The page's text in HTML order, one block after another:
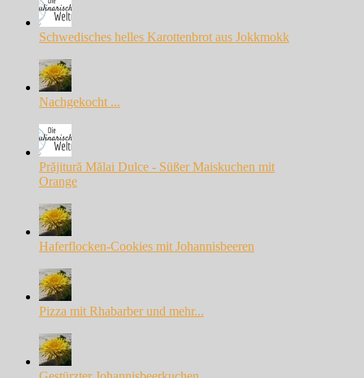
Schwedisches helles Karottenbrot aus Jokkmokk
Nachgekocht ...
Prăjitură Mălai Dulce - Süßer Maiskuchen mit
Orange
Haferflocken-Cookies mit Johannisbeeren
Pizza mit Rhabarber und mehr...